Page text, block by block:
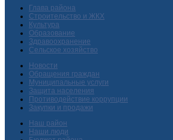
Глава района
Строительство и ЖКХ
Культура
Образование
Здравоохранение
Сельское хозяйство
Новости
Обращения граждан
Муниципальные услуги
Защита населения
Противодействие коррупции
Закупки и продажи
Наш район
Наши люди